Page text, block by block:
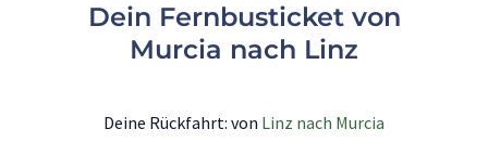
Dein Fernbusticket von
Murcia nach Linz
Deine Rückfahrt: von Linz nach Murcia